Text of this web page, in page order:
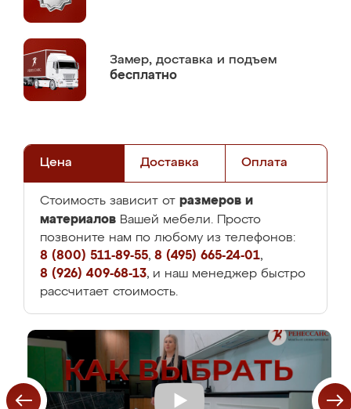
Замер, доставка и подъем
бесплатно
Цена Доставка Оплата
Стоимость зависит от размеров и
материалов Вашей мебели. Просто
позвоните нам по любому из телефонов:
8 (800) 511-89-55, 8 (495) 665-24-01,
8 (926) 409-68-13, и наш менеджер быстро
рассчитает стоимость.